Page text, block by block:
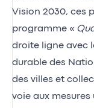
Vision 2030, ces
programme «
droite ligne avec
durable des
des villes et
voie aux